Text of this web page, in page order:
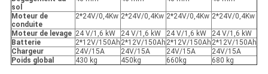
sol
Moteur de
conduite
2*24V/0,4Kw 2*24V/0,4Kw 2*24V/0,4Kw 2*24V/0,4Kw
Moteur de levage 24 V/1,6 kW 24 V/1,6 kW 24 V/1,6 kW
24 V/1,6 kW
Batterie
2*12V/150Ah 2*12V/150Ah 2*12V/150Ah 2*12V/150Ah
Chargeur
24V/15A 24V/15A 24V/15A
24V/15A
Poids global
430 kg 450kg 660kg 680 kg